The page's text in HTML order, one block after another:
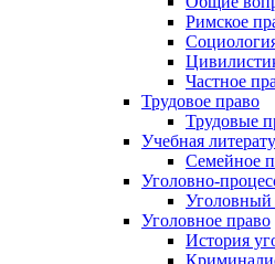
Римское
Частное
Трудовое право
Трудовые
Учебная
Семейное
Уголовно-
Уголовный
Уголовное право
История